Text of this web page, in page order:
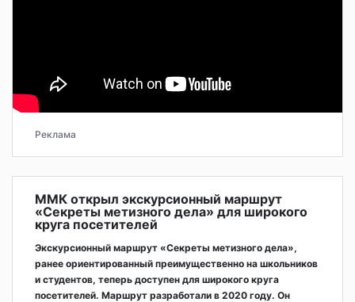
Реклама
ММК открыл экскурсионный маршрут
«Секреты метизного дела» для широкого
круга посетителей
Экскурсионный маршрут «Секреты метизного дела»,
ранее ориентированный преимущественно на школьников
и студентов, теперь доступен для широкого круга
посетителей. Маршрут разработали в 2020 году. Он